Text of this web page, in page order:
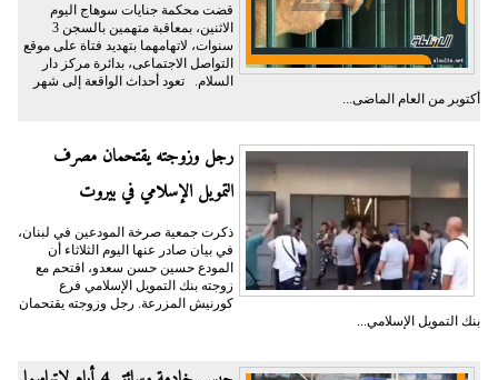
قضت محكمة جنايات سوهاج اليوم
الاثنين، بمعاقبة متهمين بالسجن 3
سنوات، لاتهامهما بتهديد فتاة على موقع
التواصل الاجتماعى، بدائرة مركز دار
السلام. تعود أحداث الواقعة إلى شهر
أكتوبر من العام الماضى...
رجل وزوجته يقتحمان مصرف
التمويل الإسلامي في بيروت
ذكرت جمعية صرخة المودعين في لبنان،
في بيان صادر عنها اليوم الثلاثاء أن
المودع حسين حسن سعدو، اقتحم مع
زوجته بنك التمويل الإسلامي فرع
كورنيش المزرعة. رجل وزوجته يقتحمان
بنك التمويل الإسلامي...